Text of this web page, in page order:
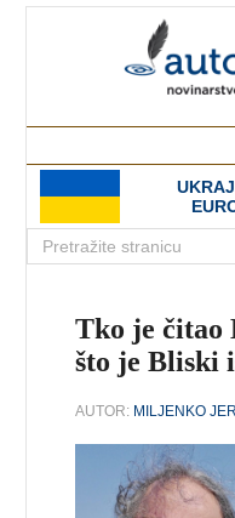
Tko je čitao
što je Bliski
AUTOR: MILJENKO